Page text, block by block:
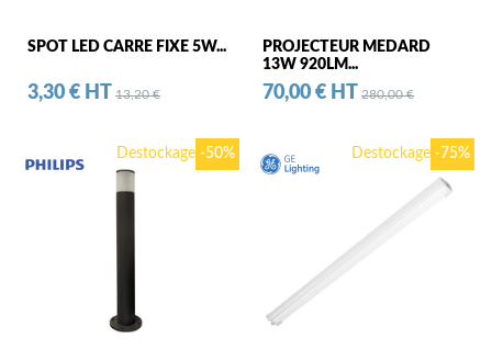
SPOT LED CARRE FIXE 5W...
Prix
3,30 € HT Prix standard
13,20 €
PROJECTEUR MEDARD
13W 920LM...
Prix
70,00 € HT Prix standard
280,00 €
Destockage -50% Destockage -75%